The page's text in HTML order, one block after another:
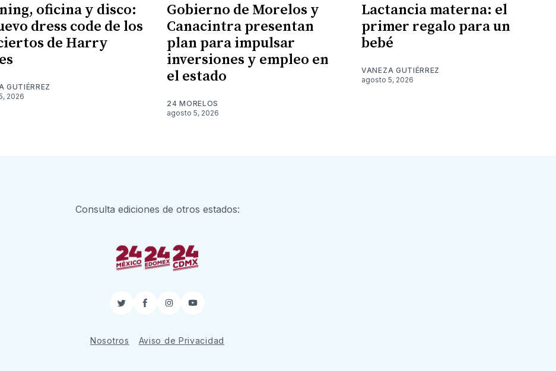
oficina y disco:
dress code de los
de Harry
GUTIÉRREZ
2026
Gobierno de Morelos y
Canacintra presentan
plan para impulsar
inversiones y empleo en
el estado
24 MORELOS
agosto 5, 2026
Lactancia materna: el
primer regalo para un
bebé
VANEZA GUTIÉRREZ
agosto 5, 2026
Consulta ediciones de otros estados:
TwitterFacebook
InstagramYouTube
Nosotros Aviso de Privacidad